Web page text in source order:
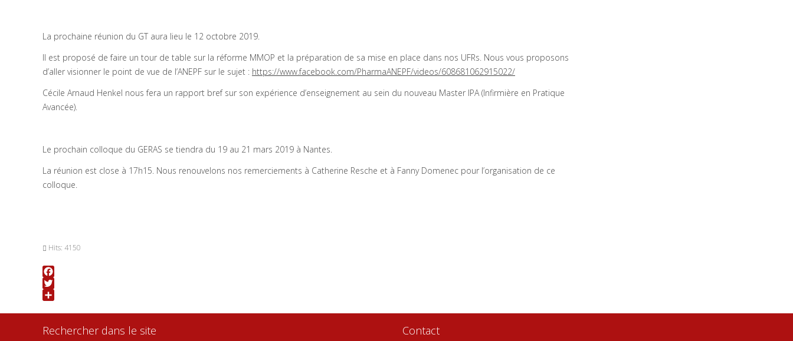
La prochaine réunion du GT aura lieu le 12 octobre 2019.
Il est proposé de faire un tour de table sur la réforme MMOP et la préparation de sa mise en place dans nos UFRs. Nous vous proposons
d’aller visionner le point de vue de l’ANEPF sur le sujet : https://www.facebook.com/PharmaANEPF/videos/608681062915022/
Cécile Arnaud Henkel nous fera un rapport bref sur son expérience d’enseignement au sein du nouveau Master IPA (Infirmière en Pratique
Avancée).
Le prochain colloque du GERAS se tiendra du 19 au 21 mars 2019 à Nantes.
La réunion est close à 17h15. Nous renouvelons nos remerciements à Catherine Resche et à Fanny Domenec pour l’organisation de ce
colloque.
Hits: 4150
Facebook
Twitter
Rechercher dans le site Contact